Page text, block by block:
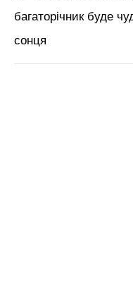
багаторічник буде
сонця